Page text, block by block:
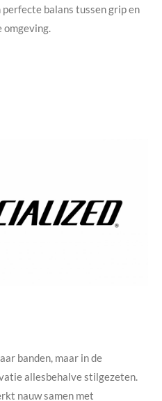
balans tussen grip en
omgeving.
banden, maar in de
allesbehalve stilgezeten.
nauw samen met